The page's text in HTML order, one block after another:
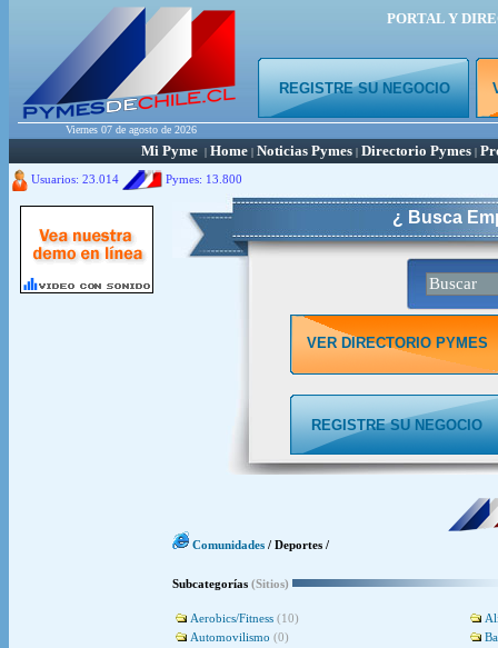
PORTAL Y
REGISTRE SU NEGOCIO
Viernes 07 de agosto de 2026
Mi Pyme | Home | Noticias Pymes | Directorio Pymes |
Usuarios: 23.014 Pymes: 13.800
¿ Busca
VER DIRECTORIO PYMES
REGISTRE SU NEGOCIO
Comunidades / Deportes /
Subcategorías (Sitios)
Aerobics/Fitness (10)
Automovilismo (0)